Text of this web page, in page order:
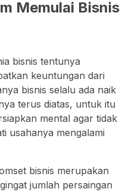
Memulai Bisnis
bisnis tentunya
keuntungan dari
bisnis selalu ada naik
terus diatas, untuk itu
mental agar tidak
usahanya mengalami
bisnis merupakan
jumlah persaingan